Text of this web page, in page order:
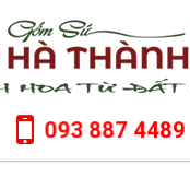
093 887 4489